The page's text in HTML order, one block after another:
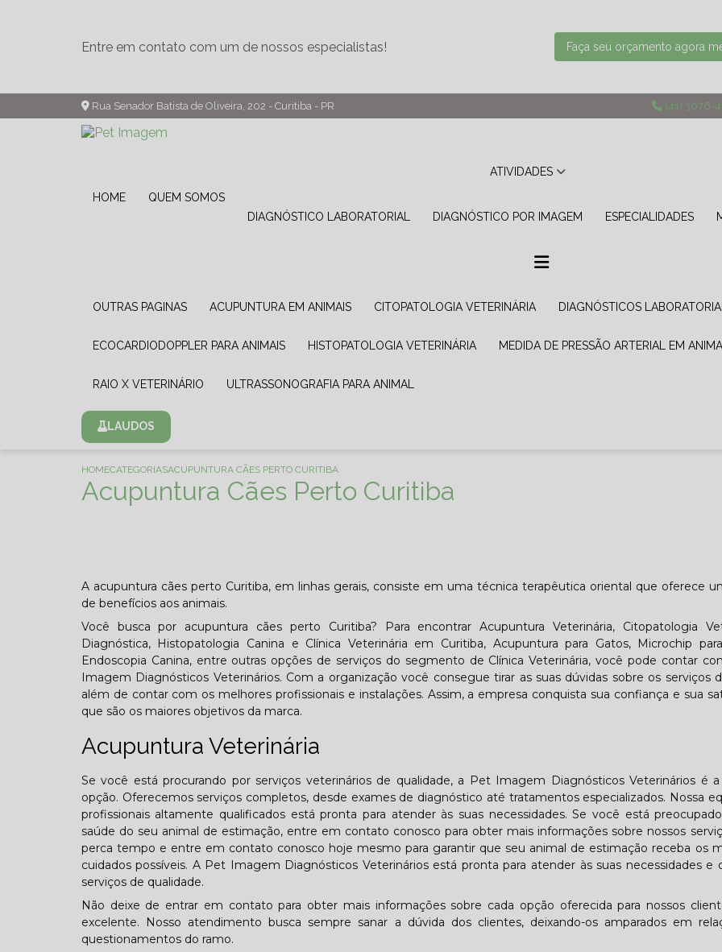
Entre em contato com um de nossos especialistas! Faça seu orçamento agora
Rua Senador Batista de Oliveira, 202 - Curitiba - PR (41) 3076-
HOME QUEM SOMOS
ATIVIDADES
DIAGNÓSTICO LABORATORIAL DIAGNÓSTICO POR IMAGEM ESPECIALIDADES
OUTRAS PAGINAS ACUPUNTURA EM ANIMAIS CITOPATOLOGIA VETERINÁRIA DIAGNÓSTICOS
ECOCARDIODOPPLER PARA ANIMAIS HISTOPATOLOGIA VETERINÁRIA MEDIDA DE PRESSÃO ARTERIAL EM
RAIO X VETERINÁRIO ULTRASSONOGRAFIA PARA ANIMAL
LAUDOS
HOMECATEGORIASACUPUNTURA CÃES PERTO CURITIBA
Acupuntura Cães Perto Curitiba
A acupuntura cães perto Curitiba, em linhas gerais, consiste em uma técnica terapêutica oriental que oferece
de benefícios aos animais.
Você busca por acupuntura cães perto Curitiba? Para encontrar Acupuntura Veterinária, Citopatologia
Diagnóstica, Histopatologia Canina e Clínica Veterinária em Curitiba, Acupuntura para Gatos, Microchip
Endoscopia Canina, entre outras opções de serviços do segmento de Clínica Veterinária, você pode contar
Imagem Diagnósticos Veterinários. Com a organização você consegue tirar as suas dúvidas sobre os serviços
além de contar com os melhores profissionais e instalações. Assim, a empresa conquista sua confiança e sua
que são os maiores objetivos da marca.
Acupuntura Veterinária
Se você está procurando por serviços veterinários de qualidade, a Pet Imagem Diagnósticos Veterinários é
opção. Oferecemos serviços completos, desde exames de diagnóstico até tratamentos especializados. Nossa
profissionais altamente qualificados está pronta para atender às suas necessidades. Se você está
saúde do seu animal de estimação, entre em contato conosco para obter mais informações sobre nossos
perca tempo e entre em contato conosco hoje mesmo para garantir que seu animal de estimação receba os
cuidados possíveis. A Pet Imagem Diagnósticos Veterinários está pronta para atender às suas necessidades e
serviços de qualidade.
Não deixe de entrar em contato para obter mais informações sobre cada opção oferecida para nossos
excelente. Nosso atendimento busca sempre sanar a dúvida dos clientes, deixando-os amparados em
questionamentos do ramo.